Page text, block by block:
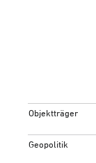
Objektträger
Geopolitik